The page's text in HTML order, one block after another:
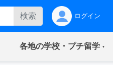
検索 ログイン
各地の学校・プチ留学